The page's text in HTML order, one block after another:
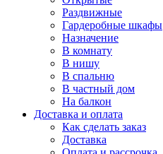
Раздвижные
Гардеробные шкафы
Назначение
В комнату
В нишу
В спальню
В частный дом
На балкон
Доставка и оплата
Как сделать заказ
Доставка